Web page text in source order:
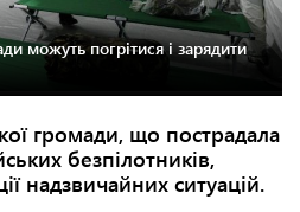
можуть погрітися і зарядити
громади, що пострадала
безпілотників,
надзвичайних ситуацій.